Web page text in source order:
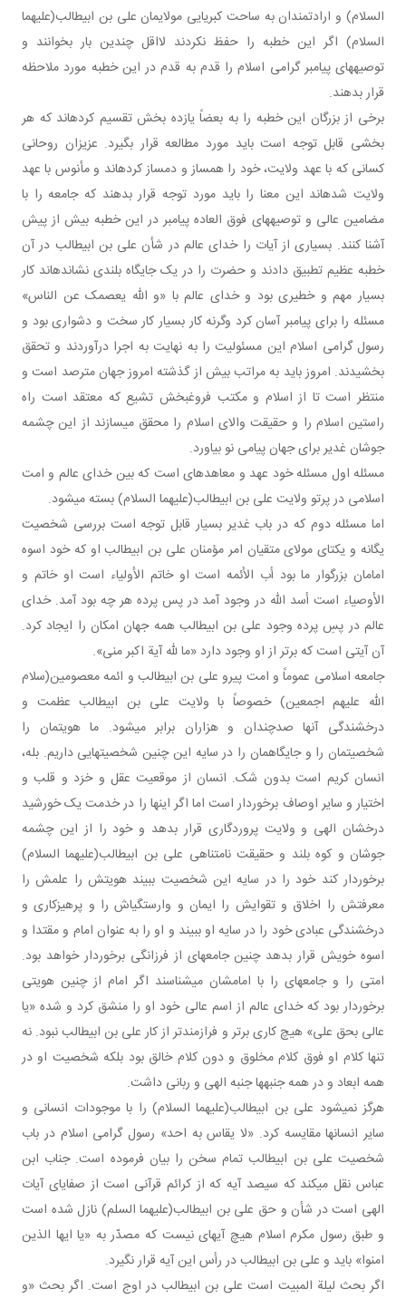
السلام) و ارادتمندان به ساحت کبریایی مولایمان علی بن ابیطالب(علیهما
السلام) اگر این خطبه را حفظ نکردند لااقل چندین بار بخوانند و
توصیه های پیامبر گرامی اسلام را قدم به قدم در این خطبه مورد ملاحظه
قرار بدهند.
برخی از بزرگان این خطبه را به بعضاً یازده بخش تقسیم کرده اند که هر
بخشی قابل توجه است باید مورد مطالعه قرار بگیرد. عزیزان روحانی
کسانی که با عهد ولایت، خود را همساز و دمساز کرده اند و مأنوس با عهد
ولایت شده اند این معنا را باید مورد توجه قرار بدهند که جامعه را با
مضامین عالی و توصیه های فوق العاده پیامبر در این خطبه بیش از پیش
آشنا کنند. بسیاری از آیات را خدای عالم در شأن علی بن ابیطالب در آن
خطبه عظیم تطبیق دادند و حضرت را در یک جایگاه بلندی نشانده اند کار
بسیار مهم و خطیری بود و خدای عالم با «و الله یعصمک عن الناس»
مسئله را برای پیامبر آسان کرد وگرنه کار بسیار کار سخت و دشواری بود و
رسول گرامی اسلام این مسئولیت را به نهایت به اجرا درآوردند و تحقق
بخشیدند. امروز باید به مراتب بیش از گذشته امروز جهان مترصد است و
منتظر است تا از اسلام و مکتب فروغ بخش تشیع که معتقد است راه
راستین اسلام را و حقیقت والای اسلام را محقق می سازند از این چشمه
جوشان غدیر برای جهان پیامی نو بیاورد.
مسئله اول مسئله خود عهد و معاهده ای است که بین خدای عالم و امت
اسلامی در پرتو ولایت علی بن ابیطالب(علیهما السلام) بسته می شود.
اما مسئله دوم که در باب غدیر بسیار قابل توجه است بررسی شخصیت
یگانه و یکتای مولای متقیان امر مؤمنان علی بن ابیطالب او که خود اسوه
امامان بزرگوار ما بود أب الأئمه است او خاتم الأولیاء است او خاتم و
الأوصیاء است أسد الله در وجود آمد در پس پرده هر چه بود آمد. خدای
عالم در پسِ پرده وجود علی بن ابیطالب همه جهان امکان را ایجاد کرد.
آن آیتی است که برتر از او وجود دارد «ما لله آیة اکبر منی».
جامعه اسلامی عموماً و امت پیرو علی بن ابیطالب و ائمه معصومین(سلام
الله علیهم اجمعین) خصوصاً با ولایت علی بن ابیطالب عظمت و
درخشندگی آنها صدچندان و هزاران برابر می شود. ما هویتمان را
شخصیتمان را و جایگاهمان را در سایه این چنین شخصیت هایی داریم. بله،
انسان کریم است بدون شک. انسان از موقعیت عقل و خرَد و قلب و
اختیار و سایر اوصاف برخوردار است اما اگر اینها را در خدمت یک خورشید
درخشان الهی و ولایت پروردگاری قرار بدهد و خود را از این چشمه
جوشان و کوه بلند و حقیقت نامتناهی علی بن ابیطالب(علیهما السلام)
برخوردار کند خود را در سایه این شخصیت ببیند هویتش را علمش را
معرفتش را اخلاق و تقوایش را ایمان و وارستگی اش را و پرهیزکاری و
درخشندگی عبادی خود را در سایه او ببیند و او را به عنوان امام و مقتدا و
اسوه خویش قرار بدهد چنین جامعه ای از فرزانگی برخوردار خواهد بود.
امتی را و جامعه ای را با امامشان می شناسند اگر امام از چنین هویتی
برخوردار بود که خدای عالم از اسم عالی خود او را منشق کرد و شده «یا
عالی بحق علی» هیچ کاری برتر و فرازمندتر از کار علی بن ابیطالب نبود. نه
تنها کلام او فوق کلام مخلوق و دون کلام خالق بود بلکه شخصیت او در
همه ابعاد و در همه جنبه ها جنبه الهی و ربانی داشت.
هرگز نمی شود علی بن ابیطالب(علیهما السلام) را با موجودات انسانی و
سایر انسان ها مقایسه کرد. «لا یقاس به احد» رسول گرامی اسلام در باب
شخصیت علی بن ابیطالب تمام سخن را بیان فرموده است. جناب ابن
عباس نقل می کند که سیصد آیه که از کرائم قرآنی است از صفایای آیات
الهی است در شأن و حق علی بن ابیطالب(علیهما السلم) نازل شده است
و طبق رسول مکرم اسلام هیچ آیه ای نیست که مصدّر به «یا ایها الذین
امنوا» باید و علی بن ابیطالب در رأس این آیه قرار نگیرد.
اگر بحث لیلة المبیت است علی بن ابیطالب در اوج است. اگر بحث «و